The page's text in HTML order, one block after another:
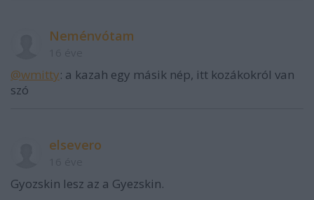
Neménvótam
@wmitty: a kazah egy másik nép, itt kozákokról van
szó
elsevero
Gyozskin lesz az a Gyezskin.